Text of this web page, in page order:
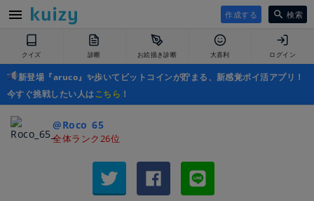
作成する 検索
クイズ 診断 お絵描き診断 大喜利 ログイン
新登場『aruco』✨歩いてビットコインが貯まる、新感覚ポイ活アプリ！
今すぐ挑戦したい人はこちら ！
@Roco_65_
全体ランク26位